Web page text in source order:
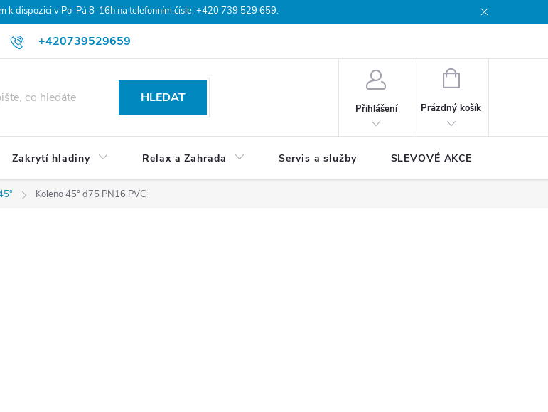
k dispozici v Po-Pá 8-16h na telefonním čísle: +420 739 529 659.
+420739529659
obchodu Doprava a platba
HLEDAT
Přihlášení
NÁKUPNÍ
Prázdný košík
Zakrytí hladiny Relax a Zahrada Servis a služby SLEVOVÉ AKCE
Koleno 45° d75 PN16 PVC